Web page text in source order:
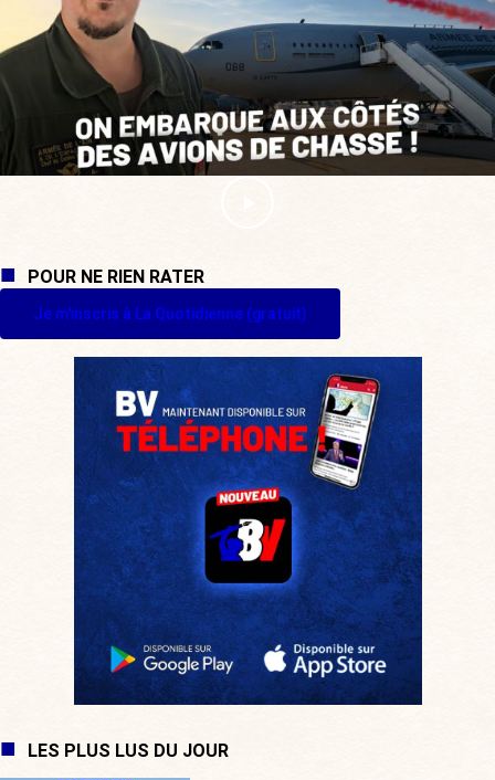
POUR NE RIEN RATER
Je m'inscris à La Quotidienne (gratuit)
LES PLUS LUS DU JOUR